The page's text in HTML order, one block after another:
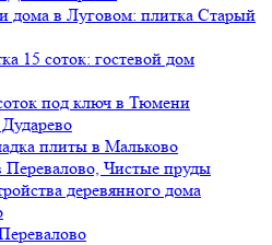
дома в Луговом: плитка Старый
15 соток: гостевой дом
под ключ в Тюмени
плиты в Мальково
Перевалово, Чистые пруды
деревянного дома